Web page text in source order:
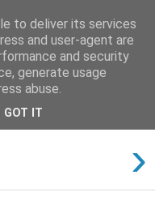
›
to deliver its services
and user-agent are
and security
generate usage
abuse.
GOT IT